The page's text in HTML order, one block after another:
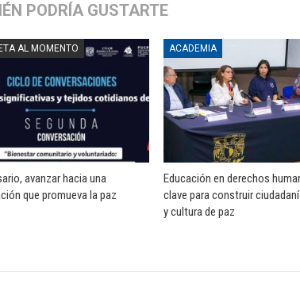
PODRÍA GUSTARTE
AL MOMENTO
avanzar hacia una
que promueva la paz
ACADEMIA
Educación en derechos
clave para construir
y cultura de paz